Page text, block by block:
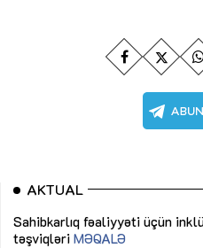
AKTUAL
Sahibkarlıq fəaliyyəti üçün
təşviqləri MƏQALƏ